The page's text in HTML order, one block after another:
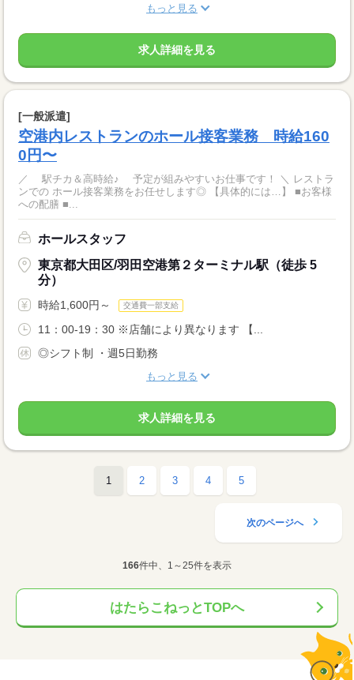
もっと見る
求人詳細を見る
[一般派遣]
空港内レストランのホール接客業務 時給160
0円〜
／ 駅チカ＆高時給♪ 予定が組みやすいお仕事です！ ＼ レストラ
ンでの ホール接客業務をお任せします◎ 【具体的には…】 ■お客様
への配膳 ■...
ホールスタッフ
東京都大田区/羽田空港第２ターミナル駅（徒歩 5
分）
時給1,600円～ 交通費一部支給
11：00-19：30 ※店舗により異なります 【...
◎シフト制 ・週5日勤務
もっと見る
求人詳細を見る
1 2 3 4 5
次のページへ
166件中、1～25件を表示
はたらこねっとTOPへ